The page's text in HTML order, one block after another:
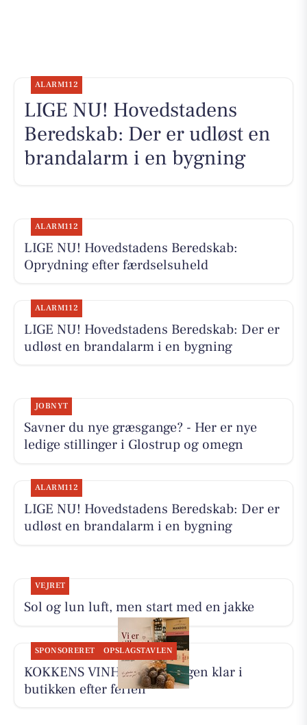
ALARM112
LIGE NU! Hovedstadens
Beredskab: Der er udløst en
brandalarm i en bygning
ALARM112
LIGE NU! Hovedstadens Beredskab:
Oprydning efter færdselsuheld
ALARM112
LIGE NU! Hovedstadens Beredskab: Der er
udløst en brandalarm i en bygning
JOBNYT
Savner du nye græsgange? - Her er nye
ledige stillinger i Glostrup og omegn
ALARM112
LIGE NU! Hovedstadens Beredskab: Der er
udløst en brandalarm i en bygning
VEJRET
Sol og lun luft, men start med en jakke
SPONSORERET OPSLAGSTAVLEN
KOKKENS VINHUS ApS er igen klar i
butikken efter ferien